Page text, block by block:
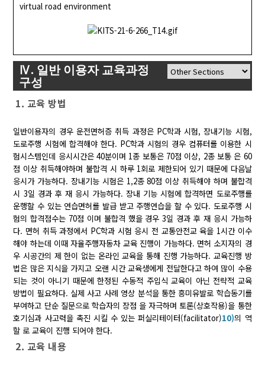
virtual road environment
Ⅳ. 일반 이용자 교육과정
구성
1. 교육 방법
일반이용자의 경우 운전면허증 취득 과정은 PC학과 시험, 장내기능 시험,
도로주행 시험에 합격해야 한다. PC학과 시험의 경우 컴퓨터를 이용한 시
험시스템인데 응시시간은 40분이며 1종 보통은 70점 이상, 2종 보통 은 60
점 이상 취득해야하며 불합격 시 하루 1회로 제한되어 있기 때문에 다음날
응시가 가능하다. 장내기능 시험은 1,2종 80점 이상 취득해야 하며 불합격
시 3일 경과 후 재 응시 가능하다. 장내 기능 시험에 합격하면 도로주행를
운행할 수 있는 연습면허를 발급 받고 주행연습을 할 수 있다. 도로주행 시
험의 합격점수는 70점 이며 불합격 했을 경우 3일 경과 후 재 응시 가능하
다. 면허 취득 과정에서 PC학과 시험 응시 전 교통안전교 육을 1시간 이수
해야 하는데 이때 자율주행자동차 교육 진행이 가능하다. 면허 소지자의 경
우 시공간의 제 한이 없는 온라인 교육을 통해 진행 가능하다. 교육진행 방
법은 많은 지식을 가지고 오랜 시간 교육생에게 전달한다고 하여 많이 수용
되는 것이 아니기 때문에 한정된 수동적 주입식 교육이 아닌 전략적 교육
방법이 필요하다. 실제 사고 사례 영상 분석을 통한 흥미유발로 학습동기를
부여하고 단순 질문으로 학습자의 장점 을 자극하며 토론(상호작용)을 통한
호기심과 사고력을 촉진 시킬 수 있는 퍼실리테이터(facilitator)10)의 역
할 로 교육이 진행 되어야 한다.
2. 교육 내용